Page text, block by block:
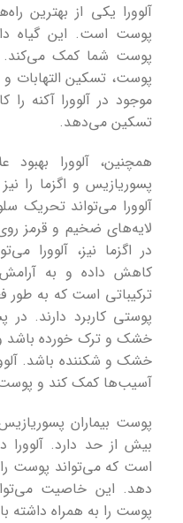
آلوورا یکی از بهترین
پوست است. این گیاه
پوست شما کمک می‌کند.
پوست، تسکین التهابات
موجود در آلوورا آکنه
تسکین می‌دهد.
همچنین، آلوورا بهبود
پسوریازیس و اگزما را
آلوورا می‌تواند تحریک
لایه‌های ضخیم و قرمز
در اگزما نیز، آلوورا
کاهش داده و به
ترکیباتی است که به طور
پوستی کاربرد دارند.
خشک و ترک خورده باشد
خشک و شکننده باشد.
آسیب‌ها کمک کند و پوست
پوست بیماران
بیش از حد دارد.
است که می‌تواند پوست
دهد. این خاصیت
پوست را به همراه داشته